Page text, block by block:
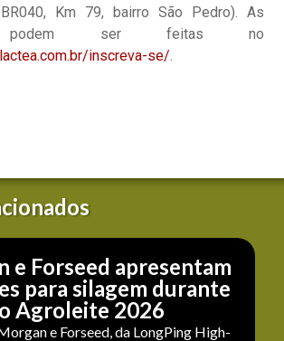
Km 79, bairro São Pedro). As
podem ser feitas no
inscreva-se/
e Forseed apresentam
para silagem durante
o Agroleite 2026
e Forseed, da LongPing High-